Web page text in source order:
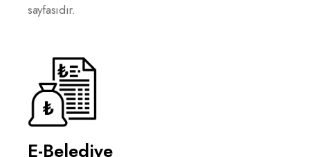
sayfasıdır.
E-Belediye